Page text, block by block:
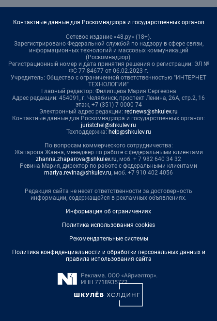
Контактные данные для Роскомнадзора и государственных органов
Сетевое издание «48.ру» (18+).
Зарегистрировано Федеральной службой по надзору в сфере связи,
информационных технологий и массовых коммуникаций
(Роскомнадзор).
Регистрационный номер и дата принятия решения о регистрации: ЭЛ №
ФС 77-84677 от 06.02.2023 г.
Учредитель: Общество с ограниченной ответственностью "ИНТЕРНЕТ
ТЕХНОЛОГИИ"
Главный редактор: Филипцева Мария Сергеевна
Адрес редакции: 454091, г. Челябинск, проспект Ленина, 26А, стр.2, 16
этаж, +7 (351) 7-0000-74
Электронный адрес редакции: rednews@shkulev.ru
Контактные данные для Роскомнадзора и государственных органов:
juristchel@shkulev.ru
Техподдержка: help@shkulev.ru
По вопросам коммерческого сотрудничества:
Жапарова Жанна, менеджер по работе с федеральными клиентами
zhanna.zhaparova@shkulev.ru, моб. + 7 982 640 34 32
Ревина Мария, директор по работе с федеральными клиентами
mariya.revina@shkulev.ru, моб. +7 910 402 4056
Редакция сайта не несет ответственности за достоверность
информации, содержащейся в рекламных объявлениях.
Информация об ограничениях
Политика использования cookies
Рекомендательные системы
Политика конфиденциальности и обработки персональных данных и
правила использования сайта